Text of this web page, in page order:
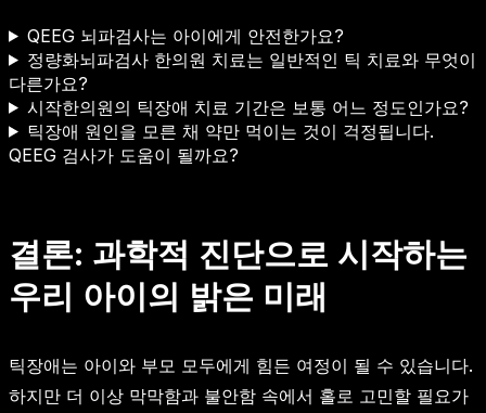
QEEG 뇌파검사는 아이에게 안전한가요?
정량화뇌파검사 한의원 치료는 일반적인 틱 치료와 무엇이
다른가요?
시작한의원의 틱장애 치료 기간은 보통 어느 정도인가요?
틱장애 원인을 모른 채 약만 먹이는 것이 걱정됩니다.
QEEG 검사가 도움이 될까요?
결론: 과학적 진단으로 시작하는
우리 아이의 밝은 미래
틱장애는 아이와 부모 모두에게 힘든 여정이 될 수 있습니다.
하지만 더 이상 막막함과 불안함 속에서 홀로 고민할 필요가